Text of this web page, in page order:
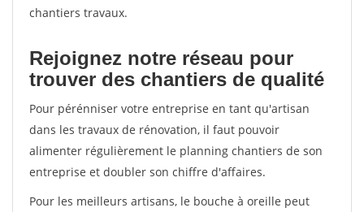
chantiers travaux.
Rejoignez notre réseau pour
trouver des chantiers de qualité
Pour pérénniser votre entreprise en tant qu'artisan
dans les travaux de rénovation, il faut pouvoir
alimenter régulièrement le planning chantiers de son
entreprise et doubler son chiffre d'affaires.
Pour les meilleurs artisans, le bouche à oreille peut